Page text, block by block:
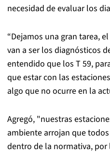
necesidad de evaluar los
“Dejamos una gran tarea,
van a ser los diagnósticos
entendido que los T 59,
que estar con las
algo que no ocurre en la
Agregó, "nuestras
ambiente arrojan que
dentro de la normativa,